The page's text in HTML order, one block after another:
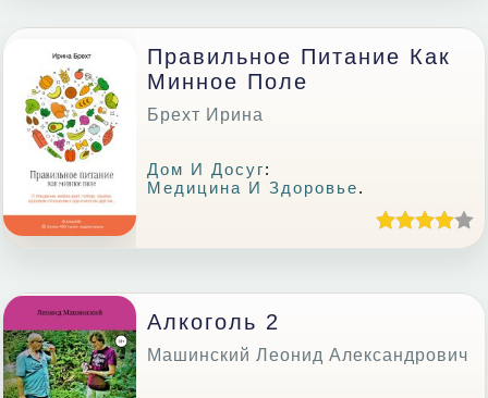
Правильное Питание Как
Минное Поле
Брехт Ирина
Дом И Досуг:
Медицина И Здоровье.
Алкоголь 2
Машинский Леонид Александрович